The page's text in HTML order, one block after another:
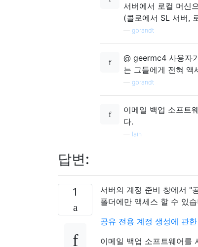
서버에서 로컬 머신
(콜로에서 SL 서버,
gbrandt
@ geermc4 사용자
는 그들에게 전혀 액
gbrandt
이메일 백업 소프트
다.
— Iain
답변:
1
서버의 계정 준비 창에서 "
폴더에만 액세스 할 수 있
공유 전용 계정 생성에 관
이메일 백업 소프트웨어를